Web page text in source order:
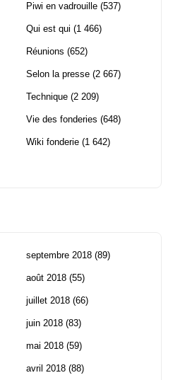
Piwi en vadrouille (537)
Qui est qui (1 466)
Réunions (652)
Selon la presse (2 667)
Technique (2 209)
Vie des fonderies (648)
Wiki fonderie (1 642)
septembre 2018 (89)
août 2018 (55)
juillet 2018 (66)
juin 2018 (83)
mai 2018 (59)
avril 2018 (88)